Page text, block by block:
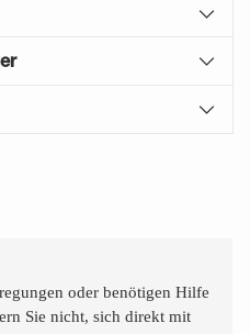
oder benötigen Hilfe
Sie nicht, sich direkt mit